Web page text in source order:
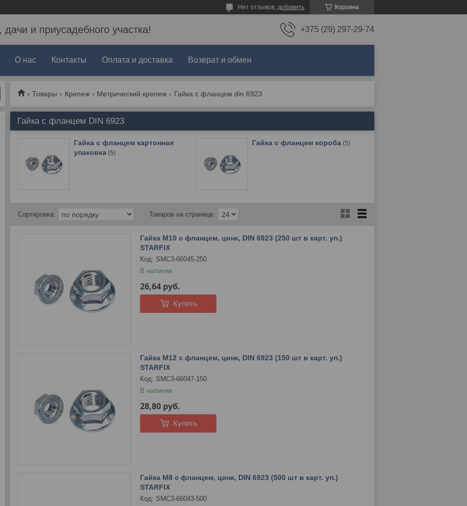
Корзина
Нет отзывов, добавить
и приусадебного участка! +375 (29) 297-29-74
О нас Контакты Оплата и доставка Возврат и обмен
Товары Крепеж Метрический крепеж Гайка с фланцем din 6923
Гайка с фланцем DIN 6923
Гайка с фланцем картонная
упаковка 5
Гайка с фланцем короба 5
Гайка М10 с фланцем, цинк, DIN 6923 (250 шт в карт. уп.)
STARFIX
SMC3-66045-250
В наличии
26,64 руб.
Купить
Гайка М12 с фланцем, цинк, DIN 6923 (150 шт в карт. уп.)
STARFIX
SMC3-66047-150
В наличии
28,80 руб.
Купить
Гайка М8 с фланцем, цинк, DIN 6923 (500 шт в карт. уп.)
STARFIX
SMC3-66043-500